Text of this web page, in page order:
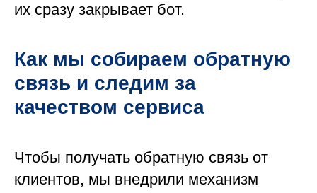
их сразу закрывает бот.
Как мы собираем обратную
связь и следим за
качеством сервиса
Чтобы получать обратную связь от
клиентов, мы внедрили механизм